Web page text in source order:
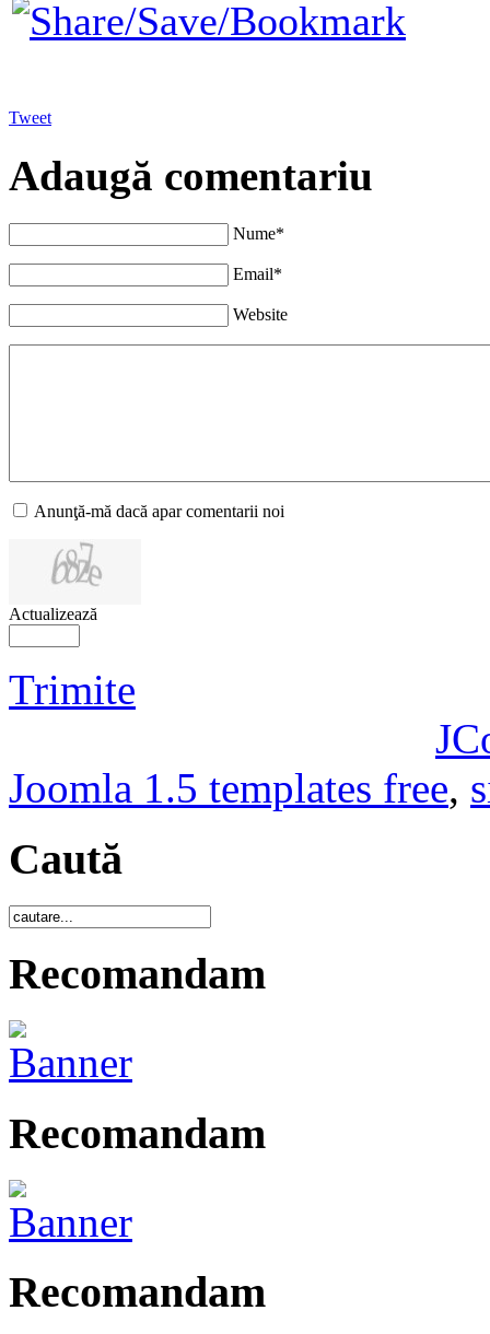
Tweet
Adaugă comentariu
Nume*
Email*
Website
Anunţă-mă dacă apar comentarii noi
Actualizează
Trimite
Joomla 1.5 templates free,
Caută
Recomandam
Recomandam
Recomandam